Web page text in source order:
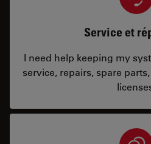
Service et
I need help keeping my
service, repairs, spare